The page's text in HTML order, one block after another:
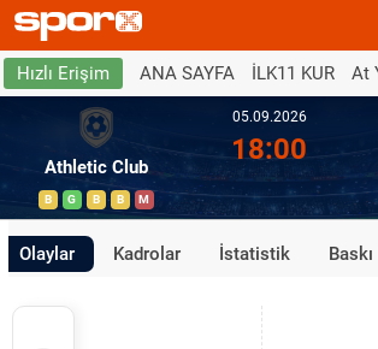
Hızlı Erişim ANA SAYFA İLK11 KUR At
Athletic Club
B G B B M
05.09.2026
18:00
Olaylar Kadrolar İstatistik